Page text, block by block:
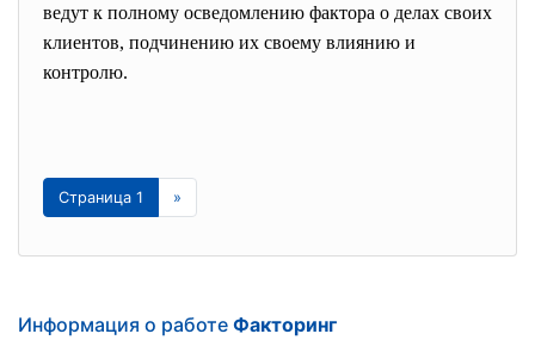
ведут к полному осведомлению фактора о делах своих
клиентов, подчинению их своему влиянию и
контролю.
Страница 1 »
Информация о работе Факторинг